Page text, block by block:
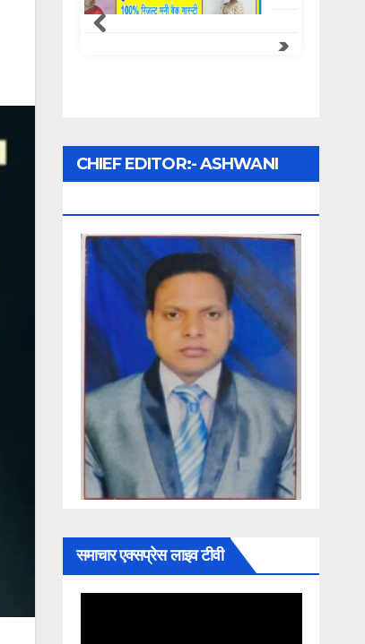
Samachar Express
CHIEF EDITOR:- ASHWANI
समाचार एक्सप्रेस लाइव टीवी